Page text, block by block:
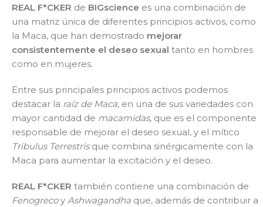
REAL F*CKER de BIGscience es una combinación de
una matriz única de diferentes principios activos, como
la Maca, que han demostrado mejorar
consistentemente el deseo sexual tanto en hombres
como en mujeres.
Entre sus principales principios activos podemos
destacar la raíz de Maca, en una de sus variedades con
mayor cantidad de macamidas, que es el componente
responsable de mejorar el deseo sexual, y el mítico
Tribulus Terrestrisque combina sinérgicamente con la
Maca para aumentar la excitación y el deseo.
REAL F*CKER también contiene una combinación de
Fenogrecoy Ashwagandha que, además de contribuir a